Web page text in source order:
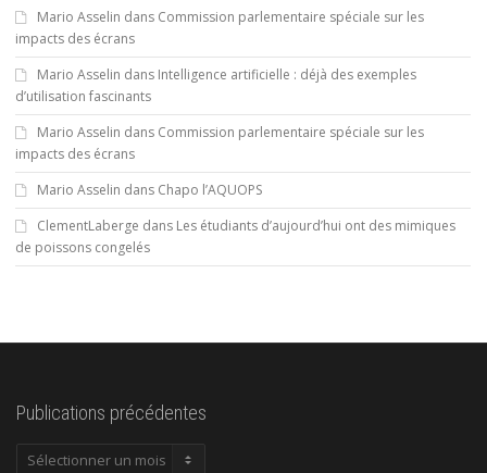
Mario Asselin dans Commission parlementaire spéciale sur les
impacts des écrans
Mario Asselin dans Intelligence artificielle : déjà des exemples
d’utilisation fascinants
Mario Asselin dans Commission parlementaire spéciale sur les
impacts des écrans
Mario Asselin dans Chapo l’AQUOPS
ClementLaberge dans Les étudiants d’aujourd’hui ont des mimiques
de poissons congelés
Publications précédentes
Publications